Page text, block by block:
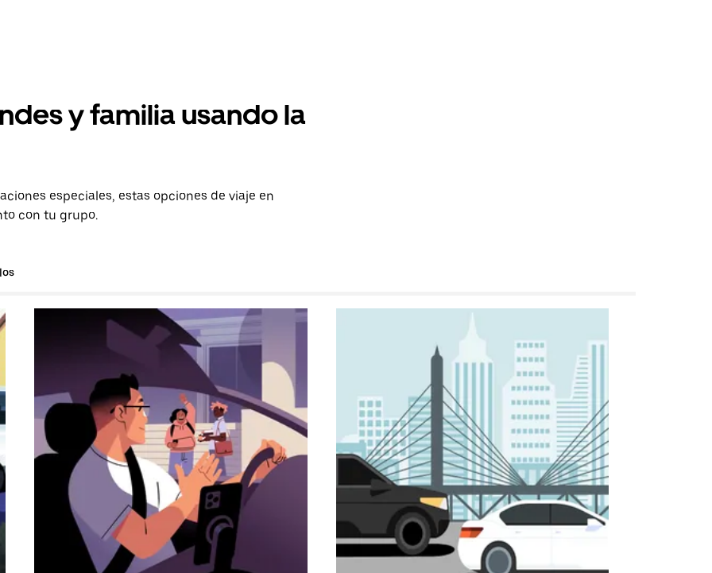
y familia usando la
especiales, estas opciones de viaje en
con tu grupo.